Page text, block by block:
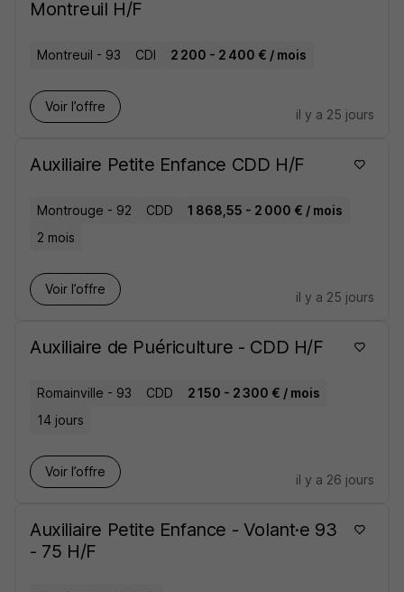
Montreuil H/F
Montreuil - 93 CDI 2 200 - 2 400 € / mois
Voir l’offre
il y a 25 jours
Auxiliaire Petite Enfance CDD H/F
Montrouge - 92 CDD
1 868,55 - 2 000 € / mois
2 mois
Voir l’offre
il y a 25 jours
Auxiliaire de Puériculture - CDD H/F
Romainville - 93 CDD
2 150 - 2 300 € / mois
14 jours
Voir l’offre
il y a 26 jours
Auxiliaire Petite Enfance - Volant·e 93
- 75 H/F